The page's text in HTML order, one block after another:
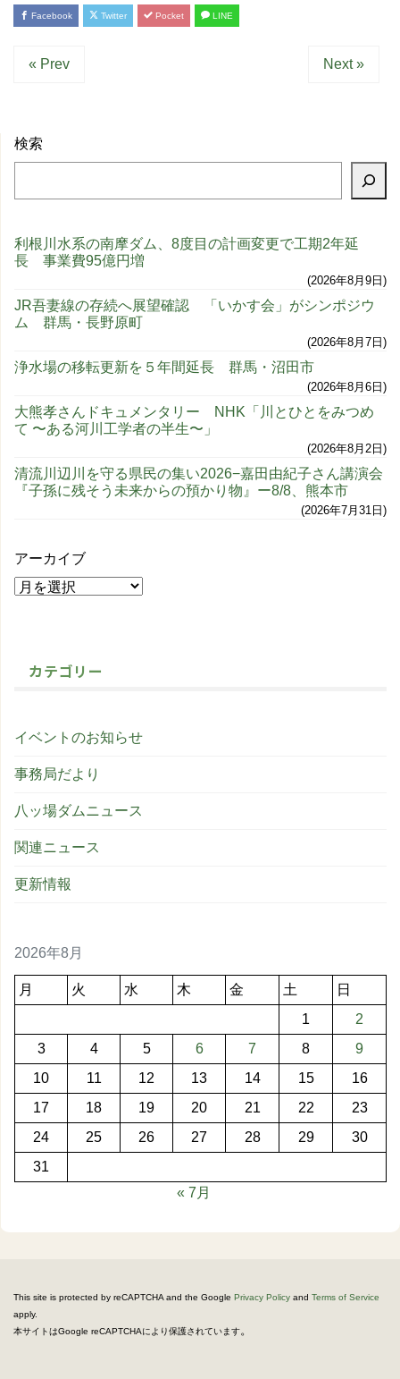
Facebook Twitter Pocket LINE
« Prev Next »
検索
利根川水系の南摩ダム、8度目の計画変更で工期2年延
長 事業費95億円増
2026年8月9日
JR吾妻線の存続へ展望確認 「いかす会」がシンポジウ
ム 群馬・長野原町
2026年8月7日
浄水場の移転更新を５年間延長 群馬・沼田市
2026年8月6日
大熊孝さんドキュメンタリー NHK「川とひとをみつめ
て 〜ある河川工学者の半生〜」
2026年8月2日
清流川辺川を守る県民の集い2026−嘉田由紀子さん講演会
『子孫に残そう未来からの預かり物』ー8/8、熊本市
2026年7月31日
アーカイブ
カテゴリー
イベントのお知らせ
事務局だより
八ッ場ダムニュース
関連ニュース
更新情報
2026年8月
月 火 水 木 金 土
日
1
2
3
4 5 6 7 8
9
10
11 12 13 14 15
16
17
18 19 20 21 22
23
24
25 26 27 28 29
30
31
« 7月
This site is protected by reCAPTCHA and the Google Privacy Policy and Terms of Service
apply.
本サイトはGoogle reCAPTCHAにより保護されています。